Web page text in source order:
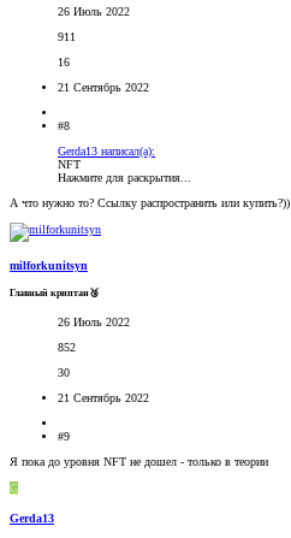
26 Июль 2022
911
16
21 Сентябрь 2022
#8
Gerda13 написал(а):
NFT
Нажмите для раскрытия...
А что нужно то? Ссылку распространить или купить?))
milforkunitsyn
Главный криптан🥉
26 Июль 2022
852
30
21 Сентябрь 2022
#9
Я пока до уровня NFT не дошел - только в теории
G
Gerda13